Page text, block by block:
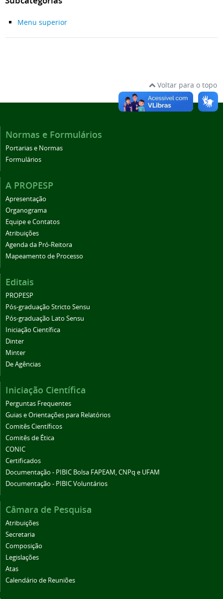
Menu superior
Voltar para o topo
Normas e Formulários
Portarias e Normas
Formulários
A PROPESP
Apresentação
Organograma
Equipe e Contatos
Atribuições
Agenda da Pró-Reitora
Mapeamento de Processo
Editais
PROPESP
Pós-graduação Stricto Sensu
Pós-graduação Lato Sensu
Iniciação Científica
Dinter
Minter
De Agências
Iniciação Científica
Perguntas Frequentes
Guias e Orientações para Relatórios
Comitês Científicos
Comitês de Ética
CONIC
Certificados
Documentação - PIBIC Bolsa FAPEAM, CNPq e UFAM
Documentação - PIBIC Voluntários
Câmara de Pesquisa
Atribuições
Secretaria
Composição
Legislações
Atas
Calendário de Reuniões